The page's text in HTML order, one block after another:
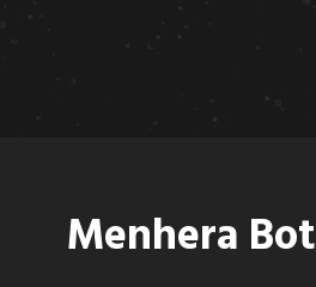
6.3.1
Menhera Bot